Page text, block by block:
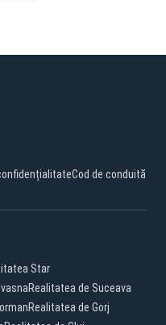
Cod de conduită
Star
Realitatea de Suceava
Realitatea de Gorj